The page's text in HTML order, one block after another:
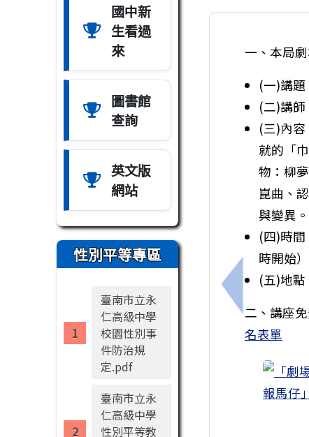
國中新
生看過
來
圖書館
查詢
英文版
網站
性別平等專區
臺南市立永
仁高級中學
校園性別事
件防治規
定.pdf
臺南市立永
仁高級中學
性別平等教
上一筆：本
一、本局
(一)講
(二)講
(三)內
就的「
物：柳
崑曲、
與變異。
(四)時
時開始）
(五)地
二、講座
名表單